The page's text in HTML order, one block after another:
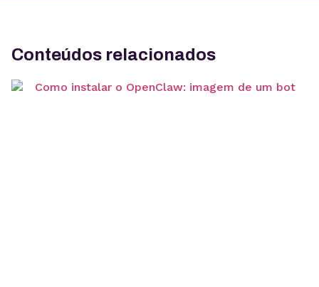
Conteúdos relacionados